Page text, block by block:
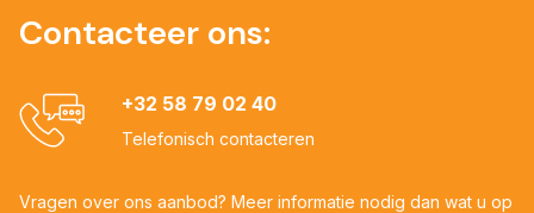
Contacteer ons:
+32 58 79 02 40
Telefonisch contacteren
Vragen over ons aanbod? Meer informatie nodig dan wat u op